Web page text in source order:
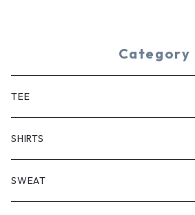
Category
TEE
SHORT SLEEVE
LONG SLEEVE
SHIRTS
SHORT SLEEVE
SWEAT